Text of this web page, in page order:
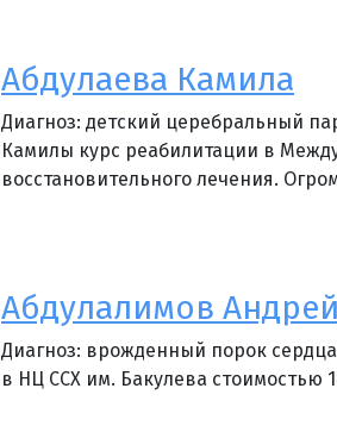
Абдулаева Камила
Диагноз: детский церебральный
Камилы курс реабилитации в
восстановительного лечения.
Абдулалимов Андрей
Диагноз: врожденный порок
в НЦ ССХ им. Бакулева стоимостью